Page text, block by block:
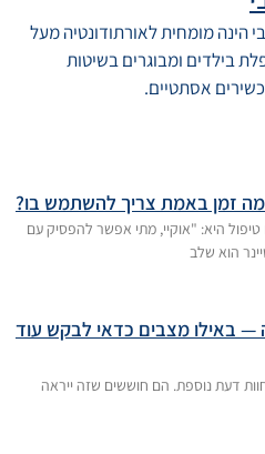
הינה מומחית לאורתודונטיה מעל
בילדים ומבוגרים בשיטות
אסתטיים.
כמה זמן באמת צריך להשתמש בו?
היא: "אוקיי, מתי אפשר להפסיק עם
הוא שלב
— באילו מצבים כדאי לבקש עוד
דעת נוספת. הם חוששים שזה ייראה